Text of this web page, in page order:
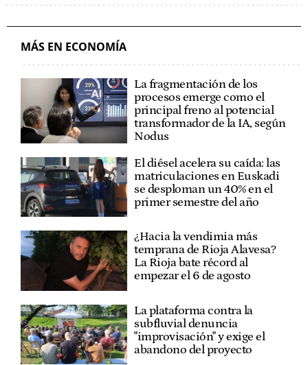
MÁS EN ECONOMÍA
La fragmentación de los
procesos emerge como el
principal freno al potencial
transformador de la IA, según
Nodus
El diésel acelera su caída: las
matriculaciones en Euskadi
se desploman un 40% en el
primer semestre del año
¿Hacia la vendimia más
temprana de Rioja Alavesa?
La Rioja bate récord al
empezar el 6 de agosto
La plataforma contra la
subfluvial denuncia
"improvisación" y exige el
abandono del proyecto